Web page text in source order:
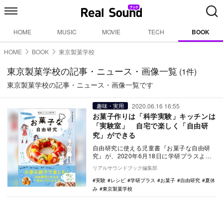
HOME MUSIC MOVIE TECH BOOK
HOME BOOK 東京製菓学校
東京製菓学校の記事・ニュース・画像一覧 (1件)
東京製菓学校の記事・ニュース・画像一覧です
趣味・実用 2020.06.16 16:55
お菓子作りは「科学実験」キッチンは
「実験室」 自宅で楽しく「自由研
究」ができる
自由研究に使える児童書『お菓子な自由研
究』が、2020年6月18日に学研プラスより
発売される。 ふんわりふくらんだケー
キ、ぷ…
リアルサウンドブック編集部
実験
レシピ 学研プラス お菓子 自由研究
夏休
み
東京製菓学校